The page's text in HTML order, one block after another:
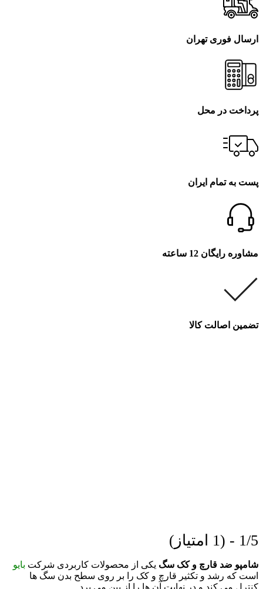
ارسال فوری تهران
پرداخت در محل
پست به تمام ایران
مشاوره رایگان 12 ساعته
تضمین اصالت کالا
1/5 - (1 امتیاز)
شامپو ضد قارچ و کک سگ یکی از محصولات کاربردی شرکت بایو
است که رشد و تکثیر قارچ و کک را بر روی سطح بدن سگ ها
کنترل می کند و در نهایت آن ها را از بین می برد.